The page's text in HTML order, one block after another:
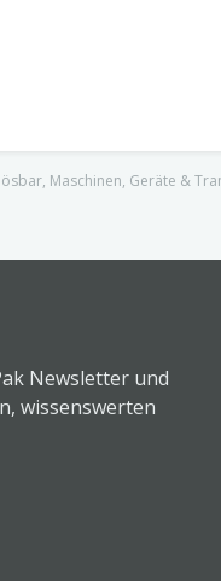
Maschinen, Geräte &
Newsletter und
wissenswerten